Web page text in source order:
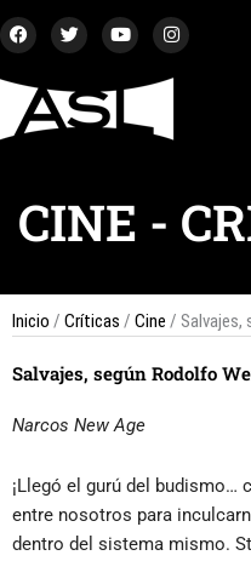
al
F
a
c
o
o
T
w
i
t
e
r
Y
o
u
u
I
n
s
t
CINE -
Inicio / Críticas / Cine / Salvajes,
Salvajes, según Rodolfo
Narcos New Age
¡Llegó el gurú del budismo…
entre nosotros para
dentro del sistema mismo.